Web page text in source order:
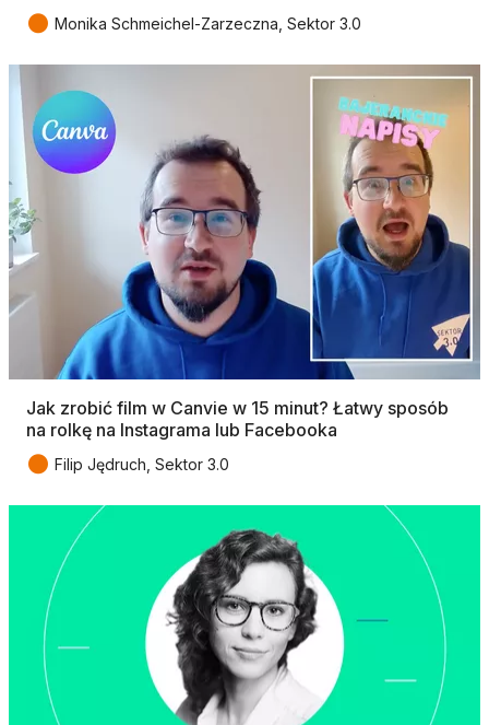
● Monika Schmeichel-Zarzeczna, Sektor 3.0
Jak zrobić film w Canvie w 15 minut? Łatwy sposób
na rolkę na Instagrama lub Facebooka
● Filip Jędruch, Sektor 3.0